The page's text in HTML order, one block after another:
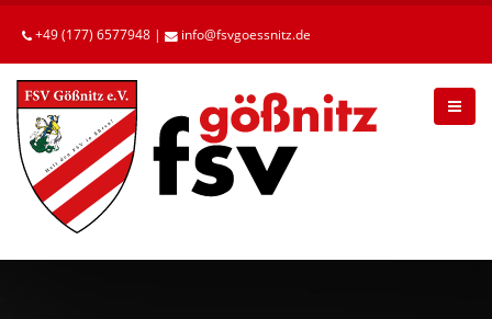
Betätigen
die
Enter-
Taste,
um
zum
Hauptinhalt
gelangen.
+49 (177) 6577948 | info fsvgoessnitz de